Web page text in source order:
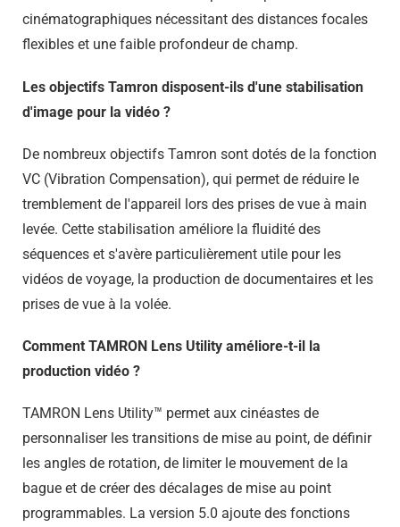
cinématographiques nécessitant des distances focales
flexibles et une faible profondeur de champ.
Les objectifs Tamron disposent-ils d'une stabilisation
d'image pour la vidéo ?
De nombreux objectifs Tamron sont dotés de la fonction
VC (Vibration Compensation), qui permet de réduire le
tremblement de l'appareil lors des prises de vue à main
levée. Cette stabilisation améliore la fluidité des
séquences et s'avère particulièrement utile pour les
vidéos de voyage, la production de documentaires et les
prises de vue à la volée.
Comment TAMRON Lens Utility améliore-t-il la
production vidéo ?
TAMRON Lens Utility™ permet aux cinéastes de
personnaliser les transitions de mise au point, de définir
les angles de rotation, de limiter le mouvement de la
bague et de créer des décalages de mise au point
programmables. La version 5.0 ajoute des fonctions